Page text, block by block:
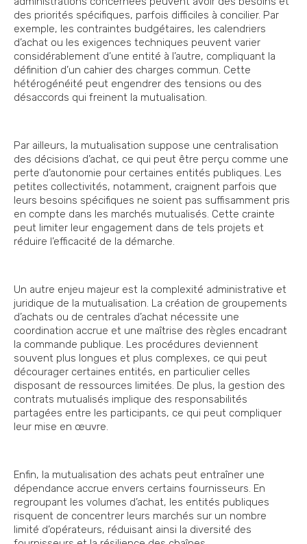
des priorités spécifiques, parfois difficiles à concilier. Par
exemple, les contraintes budgétaires, les calendriers
d’achat ou les exigences techniques peuvent varier
considérablement d’une entité à l’autre, compliquant la
définition d’un cahier des charges commun. Cette
hétérogénéité peut engendrer des tensions ou des
désaccords qui freinent la mutualisation.
Par ailleurs, la mutualisation suppose une centralisation
des décisions d’achat, ce qui peut être perçu comme une
perte d’autonomie pour certaines entités publiques. Les
petites collectivités, notamment, craignent parfois que
leurs besoins spécifiques ne soient pas suffisamment pris
en compte dans les marchés mutualisés. Cette crainte
peut limiter leur engagement dans de tels projets et
réduire l’efficacité de la démarche.
Un autre enjeu majeur est la complexité administrative et
juridique de la mutualisation. La création de groupements
d’achats ou de centrales d’achat nécessite une
coordination accrue et une maîtrise des règles encadrant
la commande publique. Les procédures deviennent
souvent plus longues et plus complexes, ce qui peut
décourager certaines entités, en particulier celles
disposant de ressources limitées. De plus, la gestion des
contrats mutualisés implique des responsabilités
partagées entre les participants, ce qui peut compliquer
leur mise en œuvre.
Enfin, la mutualisation des achats peut entraîner une
dépendance accrue envers certains fournisseurs. En
regroupant les volumes d’achat, les entités publiques
risquent de concentrer leurs marchés sur un nombre
limité d’opérateurs, réduisant ainsi la diversité des